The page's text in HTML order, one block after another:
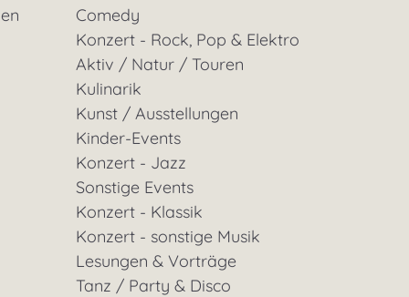
Comedy
Konzert - Rock, Pop & Elektro
Aktiv / Natur / Touren
Kulinarik
Kunst / Ausstellungen
Kinder-Events
Konzert - Jazz
Sonstige Events
Konzert - Klassik
Konzert - sonstige Musik
Lesungen & Vorträge
Tanz / Party & Disco